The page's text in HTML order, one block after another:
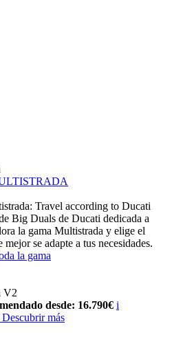
Travel according to Ducati
Big Duals de Ducati dedicada a
la gama Multistrada y elige el
mejor se adapte a tus necesidades.
la gama
V2
desde: 16.790€ i
Descubrir más